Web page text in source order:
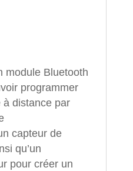
module Bluetooth
programmer
à distance par
capteur de
qu’un
pour créer un